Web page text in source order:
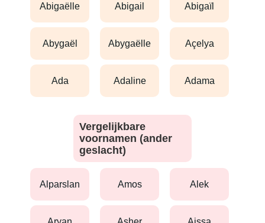
abigaëlle abigail abigaïl
abygaël abygaëlle açelya
ada adaline adama
Vergelijkbare
voornamen (ander
geslacht)
alparslan amos alek